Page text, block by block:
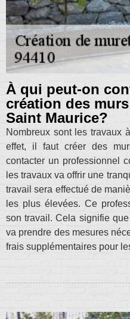
À qui peut-on
création des
Saint Maurice?
Nombreux sont les travaux
effet, il faut créer des
contacter un professionnel
les travaux va offrir une
travail sera effectué de
les plus élevées. Ce
son travail. Cela signifie
va prendre des mesures
frais supplémentaires pour